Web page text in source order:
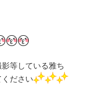
等している雅ち
ださい